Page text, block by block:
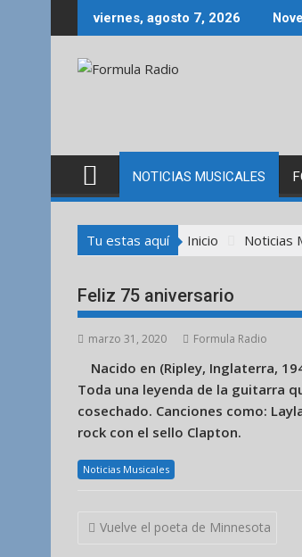
al
viernes, agosto 7, 2026
NOTICIAS MUSICALES
Tu estas aquí Inicio Noticias
Feliz 75 aniversario
marzo 31, 2020 Formula Radio
Nacido en (Ripley, Inglaterra,
Toda una leyenda de la guitarra
cosechado. Canciones como:
rock con el sello Clapton.
Noticias Musicales
Navegación
Vuelve el poeta de Minnesota